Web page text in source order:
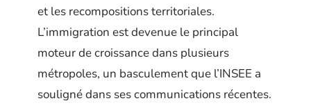
et les recompositions territoriales.
L’immigration est devenue le principal
moteur de croissance dans plusieurs
métropoles, un basculement que l’INSEE a
souligné dans ses communications récentes.